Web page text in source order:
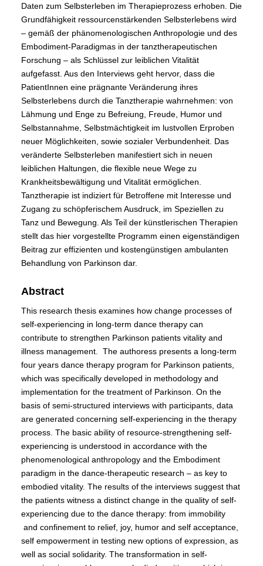
Daten zum Selbsterleben im Therapieprozess erhoben. Die
Grundfähigkeit ressourcenstärkenden Selbsterlebens wird
– gemäß der phänomenologischen Anthropologie und des
Embodiment-Paradigmas in der tanztherapeutischen
Forschung – als Schlüssel zur leiblichen Vitalität
aufgefasst. Aus den Interviews geht hervor, dass die
PatientInnen eine prägnante Veränderung ihres
Selbsterlebens durch die Tanztherapie wahrnehmen: von
Lähmung und Enge zu Befreiung, Freude, Humor und
Selbstannahme, Selbstmächtigkeit im lustvollen Erproben
neuer Möglichkeiten, sowie sozialer Verbundenheit. Das
veränderte Selbsterleben manifestiert sich in neuen
leiblichen Haltungen, die flexible neue Wege zu
Krankheitsbewältigung und Vitalität ermöglichen.
Tanztherapie ist indiziert für Betroffene mit Interesse und
Zugang zu schöpferischem Ausdruck, im Speziellen zu
Tanz und Bewegung. Als Teil der künstlerischen Therapien
stellt das hier vorgestellte Programm einen eigenständigen
Beitrag zur effizienten und kostengünstigen ambulanten
Behandlung von Parkinson dar.
Abstract
This research thesis examines how change processes of
self-experiencing in long-term dance therapy can
contribute to strengthen Parkinson patients vitality and
illness management. The authoress presents a long-term
four years dance therapy program for Parkinson patients,
which was specifically developed in methodology and
implementation for the treatment of Parkinson. On the
basis of semi-structured interviews with participants, data
are generated concerning self-experiencing in the therapy
process. The basic ability of resource-strengthening self-
experiencing is understood in accordance with the
phenomenological anthropology and the Embodiment
paradigm in the dance-therapeutic research – as key to
embodied vitality. The results of the interviews suggest that
the patients witness a distinct change in the quality of self-
experiencing due to the dance therapy: from immobility
and confinement to relief, joy, humor and self acceptance,
self empowerment in testing new options of expression, as
well as social solidarity. The transformation in self-